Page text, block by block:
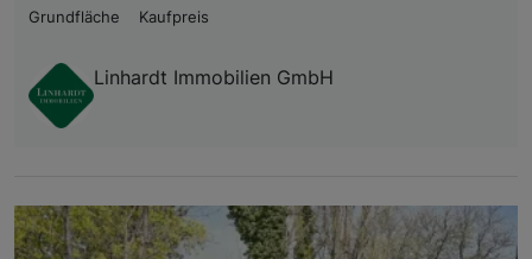
Grundfläche
Kaufpreis
Linhardt Immobilien GmbH